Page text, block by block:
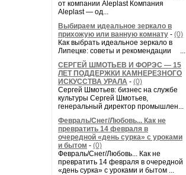
от компании Aleplast Компания
Aleplast — од...
Выбираем идеальное зеркало в
прихожую или ванную комнату - (0)
Как выбрать идеальное зеркало в
Липецке: советы и рекомендации ...
СЕРГЕЙ ШМОТЬЕВ И ФОРЭС — 15
ЛЕТ ПОДДЕРЖКИ КАМНЕРЕЗНОГО
ИСКУССТВА УРАЛА - (0)
Сергей Шмотьев: бизнес на службе
культуры Сергей Шмотьев,
генеральный директор промышлен...
Февраль/Снег/Любовь... Как не
превратить 14 февраля в
очередной «день сурка» с уроками
и бытом - (0)
Февраль/Снег/Любовь... Как не
превратить 14 февраля в очередной
«день сурка» с уроками и бытом ...